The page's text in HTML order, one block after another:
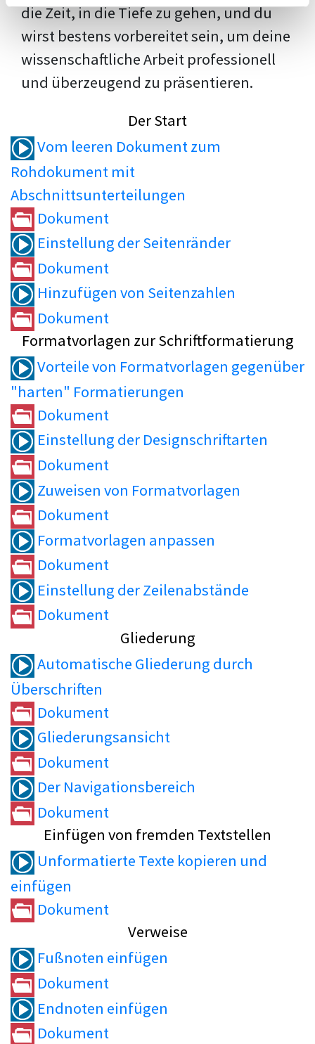
die Zeit, in die Tiefe zu gehen, und du
wirst bestens vorbereitet sein, um deine
wissenschaftliche Arbeit professionell
und überzeugend zu präsentieren.
Der Start
Vom leeren Dokument zum
Rohdokument mit
Abschnittsunterteilungen
Dokument
Einstellung der Seitenränder
Dokument
Hinzufügen von Seitenzahlen
Dokument
Formatvorlagen zur Schriftformatierung
Vorteile von Formatvorlagen gegenüber
"harten" Formatierungen
Dokument
Einstellung der Designschriftarten
Dokument
Zuweisen von Formatvorlagen
Dokument
Formatvorlagen anpassen
Dokument
Einstellung der Zeilenabstände
Dokument
Gliederung
Automatische Gliederung durch
Überschriften
Dokument
Gliederungsansicht
Dokument
Der Navigationsbereich
Dokument
Einfügen von fremden Textstellen
Unformatierte Texte kopieren und
einfügen
Dokument
Verweise
Fußnoten einfügen
Dokument
Endnoten einfügen
Dokument